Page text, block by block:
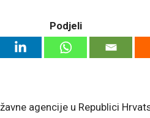
Podjeli
agencije u Republici